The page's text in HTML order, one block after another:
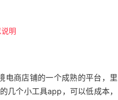
明
电商店铺的一个成熟的平台，里
几个小工具app，可以低成本，